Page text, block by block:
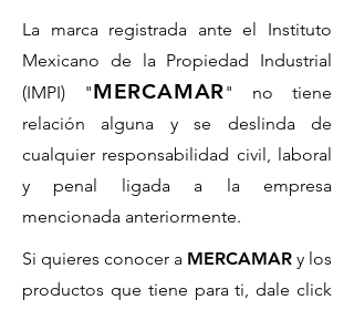
La marca registrada ante el Instituto
Mexicano de la Propiedad Industrial
(IMPI) "MERCAMAR" no tiene
relación alguna y se deslinda de
cualquier responsabilidad civil, laboral
y penal ligada a la empresa
mencionada anteriormente.
Si quieres conocer a MERCAMAR y los
productos que tiene para ti, dale click